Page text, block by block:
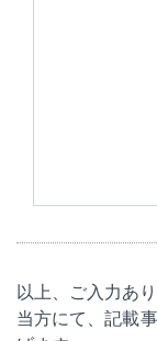
以上、ご入力あ
当方にて、記載